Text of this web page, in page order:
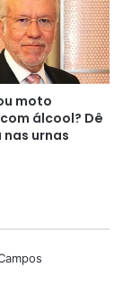
moto
álcool? Dê
urnas